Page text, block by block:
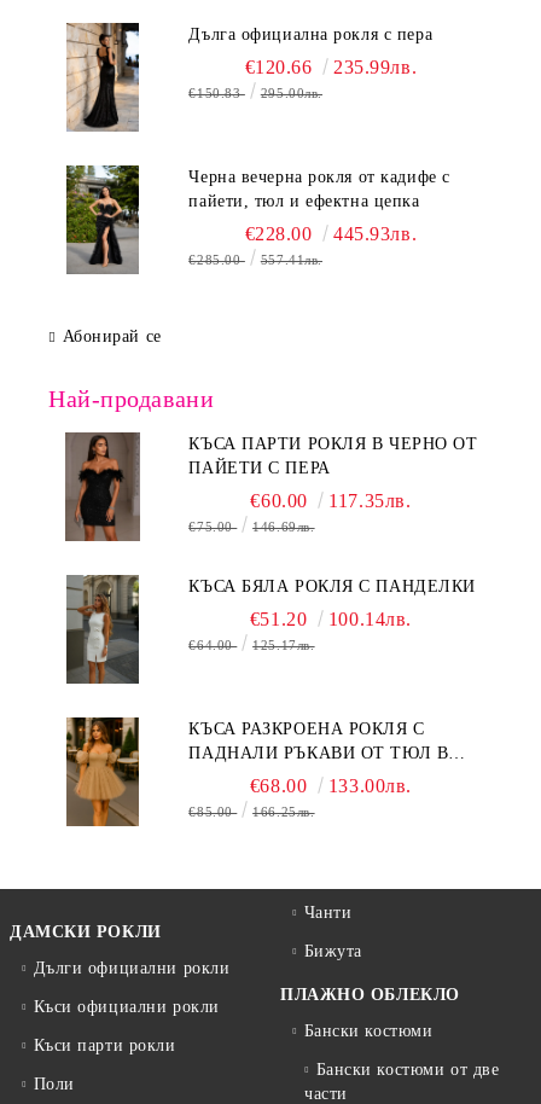
Дълга официална рокля с пера
€120.66 235.99лв.
€150.83 295.00лв.
Черна вечерна рокля от кадифе с
пайети, тюл и ефектна цепка
€228.00 445.93лв.
€285.00 557.41лв.
Абонирай се
Най-продавани
КЪСА ПАРТИ РОКЛЯ В ЧЕРНО ОТ
ПАЙЕТИ С ПЕРА
€60.00 117.35лв.
€75.00 146.69лв.
КЪСА БЯЛА РОКЛЯ С ПАНДЕЛКИ
€51.20 100.14лв.
€64.00 125.17лв.
КЪСА РАЗКРОЕНА РОКЛЯ С
ПАДНАЛИ РЪКАВИ ОТ ТЮЛ В
БЕЖОВО€68.00 133.00лв.
€85.00 166.25лв.
ДАМСКИ РОКЛИ
Дълги официални рокли
Къси официални рокли
Къси парти рокли
Поли
Чанти
Бижута
ПЛАЖНО ОБЛЕКЛО
Бански костюми
Бански костюми от две
части